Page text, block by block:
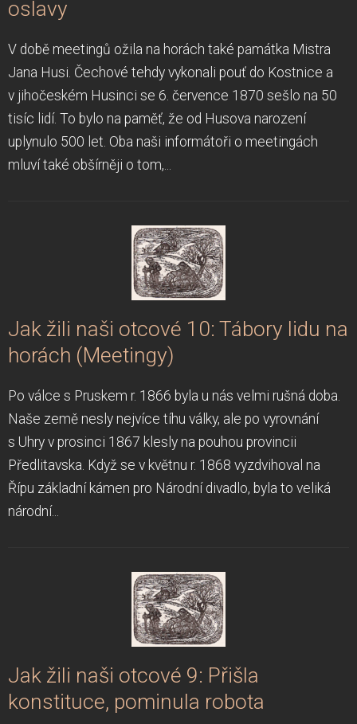
oslavy
V době meetingů ožila na horách také památka Mistra
Jana Husi. Čechové tehdy vykonali pouť do Kostnice a
v jihočeském Husinci se 6. července 1870 sešlo na 50
tisíc lidí. To bylo na paměť, že od Husova narození
uplynulo 500 let. Oba naši informátoři o meetingách
mluví také obšírněji o tom,...
Jak žili naši otcové 10: Tábory lidu na
horách (Meetingy)
Po válce s Pruskem r. 1866 byla u nás velmi rušná doba.
Naše země nesly nejvíce tíhu války, ale po vyrovnání
s Uhry v prosinci 1867 klesly na pouhou provincii
Předlitavska. Když se v květnu r. 1868 vyzdvihoval na
Řípu základní kámen pro Národní divadlo, byla to veliká
národní...
Jak žili naši otcové 9: Přišla
konstituce, pominula robota